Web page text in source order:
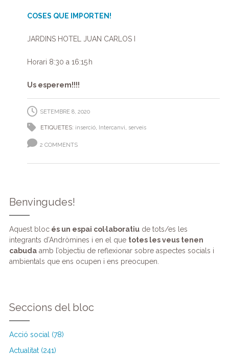
COSES QUE IMPORTEN!
JARDINS HOTEL JUAN CARLOS I
Horari 8:30 a 16:15 h
Us esperem!!!!
SETEMBRE 8, 2020
ETIQUETES: inserció, Intercanvi serveis
2 COMMENTS
Benvingudes!
Aquest blocés un espai col·laboratiude tots/es les
integrants d’Andròmines i en el que totes les veus tenen
cabudaamb l’objectiu de reflexionar sobre aspectes socials i
ambientals que ens ocupen i ens preocupen.
Seccions del bloc
Acció social (78)
Actualitat (241)